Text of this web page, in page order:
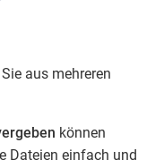
aus mehreren
können
Dateien einfach und